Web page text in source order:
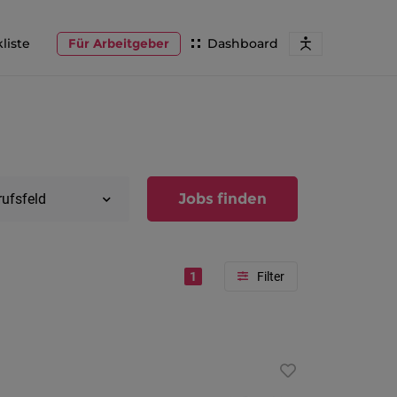
Dashboard
Für Arbeitgeber
Jobs finden
1